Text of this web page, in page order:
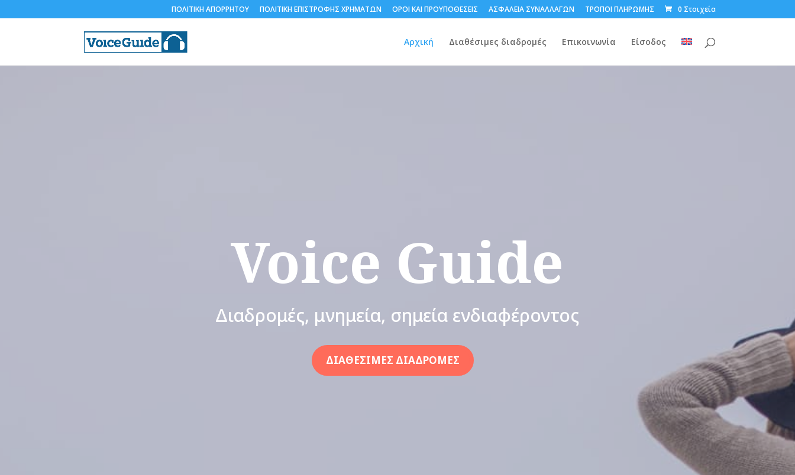
ΠΟΛΙΤΙΚΗ ΑΠΟΡΡΗΤΟΥ ΠΟΛΙΤΙΚΗ ΕΠΙΣΤΡΟΦΗΣ ΧΡΗΜΑΤΩΝ ΟΡΟΙ ΚΑΙ ΠΡΟΥΠΟΘΕΣΕΙΣ ΑΣΦΑΛΕΙΑ ΣΥΝΑΛΛΑΓΩΝ ΤΡΟΠΟΙ ΠΛΗΡΩΜΗΣ 0 Στοιχεία
Αρχική Διαθέσιμες διαδρομές Επικοινωνία Είσοδος
Voice Guide
Διαδρομές, μνημεία, σημεία ενδιαφέροντος
ΔΙΑΘΕΣΙΜΕΣ ΔΙΑΔΡΟΜΕΣ